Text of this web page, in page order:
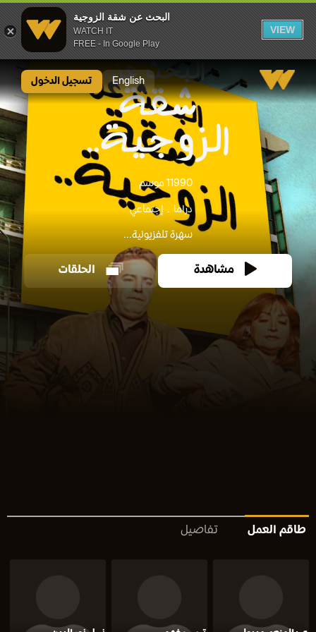
البحث عن شقة الزوجية
WATCH IT
FREE - In Google Play
VIEW
English تسجيل الدخول
19901 موسم
دراما إجتماعي
سهرة تلفزيونية...
مشاهدة الحلقات
طاقم العمل تفاصيل